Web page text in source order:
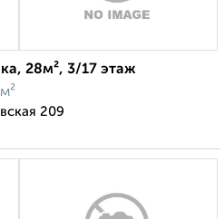
28м², 3/17 этаж
209